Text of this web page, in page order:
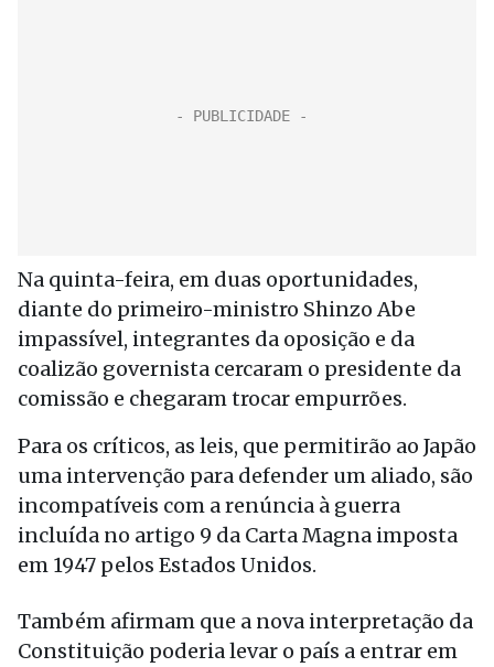
Na quinta-feira, em duas oportunidades,
diante do primeiro-ministro Shinzo Abe
impassível, integrantes da oposição e da
coalizão governista cercaram o presidente da
comissão e chegaram trocar empurrões.
Para os críticos, as leis, que permitirão ao Japão
uma intervenção para defender um aliado, são
incompatíveis com a renúncia à guerra
incluída no artigo 9 da Carta Magna imposta
em 1947 pelos Estados Unidos.
Também afirmam que a nova interpretação da
Constituição poderia levar o país a entrar em